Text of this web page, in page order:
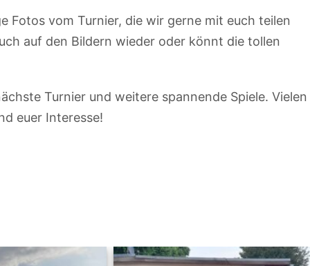
Fotos vom Turnier, die wir gerne mit euch teilen
auf den Bildern wieder oder könnt die tollen
Turnier und weitere spannende Spiele. Vielen
euer Interesse!